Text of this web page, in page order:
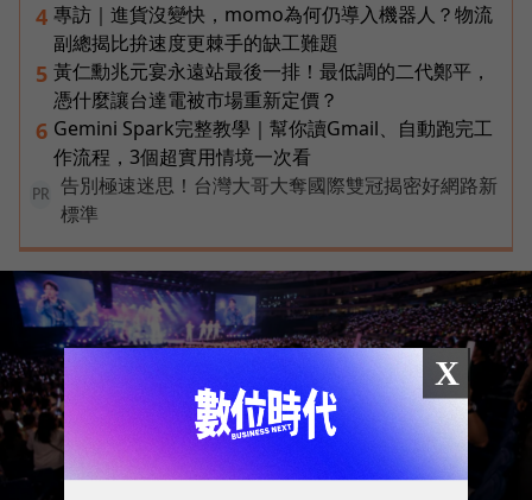
4 專訪｜進貨沒變快，momo為何仍導入機器人？物流
副總揭比拚速度更棘手的缺工難題
5 黃仁勳兆元宴永遠站最後一排！最低調的二代鄭平，
憑什麼讓台達電被市場重新定價？
6 Gemini Spark完整教學｜幫你讀Gmail、自動跑完工
作流程，3個超實用情境一次看
PR
告別極速迷思！台灣大哥大奪國際雙冠揭密好網路新
標準
X